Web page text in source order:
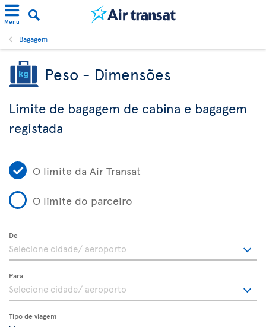
Menu
Bagagem
Peso - Dimensões
Limite de bagagem de cabina e bagagem
registada
O limite da Air Transat
O limite do parceiro
De
Para
Tipo de viagem